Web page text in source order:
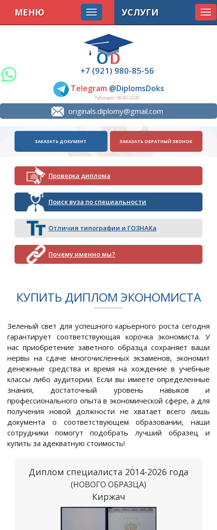
+7 (921) 980-85-56
Telegram @DiplomsDoks
Работаем с 08.00-22.00
originals.diplomy@gmail.com
МЕНЮ
ЗАКАЗАТЬ ДОКУМЕНТ ЗАКАЗАТЬ ОБРАТНЫЙ ЗВОНОК
Проверка диплома
Поиск вуза по специальности
Отличия типографии и ГОЗНАКа
Почему именно мы?
УСЛУГИ
КУПИТЬ ДИПЛОМ ЭКОНОМИСТА
Зеленый свет для успешного карьерного роста сегодня
гарантирует соответствующая корочка экономиста. У
нас приобретение заветного образца сохраняет ваши
нервы на сдаче многочисленных экзаменов, экономит
денежные средства и время на хождение в учебные
классы либо аудитории. Если вы имеете определенные
знания, достаточный уровень навыков и
профессионального опыта в экономической сфере, а для
получения новой должности не хватает всего лишь
документа о соответствующем образовании, наши
сотрудники помогут подобрать лучший образец и
купить за адекватную стоимость!
Диплом специалиста 2014-2026 года
(НОВОГО ОБРАЗЦА)
Киржач